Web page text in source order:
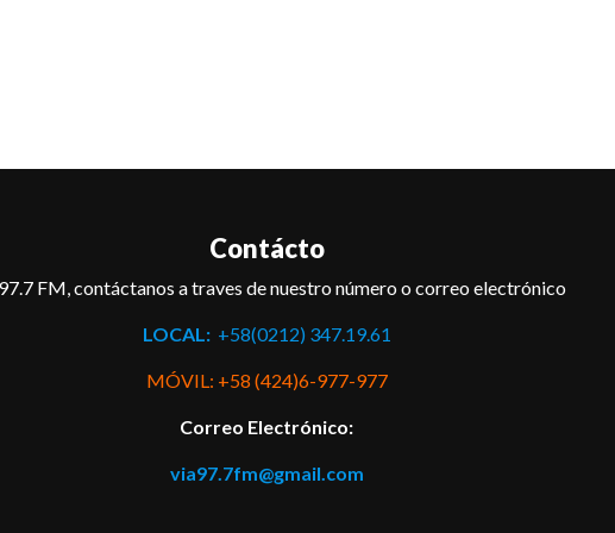
Contácto
FM, contáctanos a traves de nuestro número o correo electrónico
LOCAL:+58(0212) 347.19.61
MÓVIL: +58 (424)6-977-977
Correo Electrónico:
via97.7fm@gmail.com